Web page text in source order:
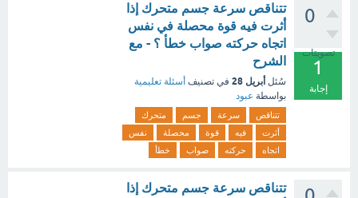
0
تصويتات
1
إجابة
تتناقص سرعة جسم متحرك إذا
أثرت فيه قوة محصلة في نفس
اتجاه حركته صواب خطأ ؟ - مع
الشرح
سُئل أبريل 28 في تصنيف أسئلة تعليمية
بواسطة عبود
تتناقص سرعة جسم
متحرك
أثرت
فيه قوة محصلة
نفس
اتجاه
حركته صواب خطأ
تتناقص سرعة جسم متحرك إذا